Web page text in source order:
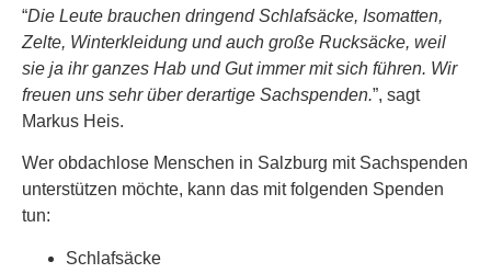
“Die Leute brauchen dringend Schlafsäcke, Isomatten,
Zelte, Winterkleidung und auch große Rucksäcke, weil
sie ja ihr ganzes Hab und Gut immer mit sich führen. Wir
freuen uns sehr über derartige Sachspenden.”, sagt
Markus Heis.
Wer obdachlose Menschen in Salzburg mit Sachspenden
unterstützen möchte, kann das mit folgenden Spenden
tun:
Schlafsäcke